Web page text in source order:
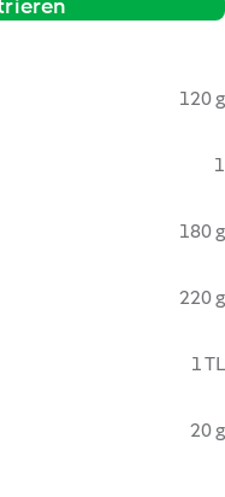
120 g
1
180 g
220 g
1 TL
20 g